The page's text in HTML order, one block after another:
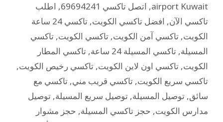
airport Kuwait
, اتصل تاكسي 69694241 , اطلب
تاكسي الآن, افضل تاكسي الكويت,
تاكسي 24 ساعة
الكويت, تاكسي آمن الكويت, تاكسي الكويت, تاكسي
المسيلة, تاكسي المسيلة 24 ساعة , تاكسي المطار
الكويت, تاكسي اون لاين الكويت, تاكسي رخيص الكويت,
تاكسي سريع الكويت, تاكسي قريب مني, تاكسي مع
سائق, توصيل المسيلة, توصيل سريع المسيلة, توصيل
مدارس الكويت, حجز تاكسي المسيلة, حجز مشوار